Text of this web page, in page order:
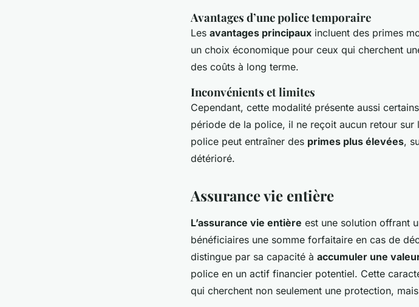
Avantages d’une police temporaire
Les avantages principaux incluent des primes
un choix économique pour ceux qui cherchent
des coûts à long terme.
Inconvénients et limites
Cependant, cette modalité présente aussi certains
période de la police, il ne reçoit aucun retour sur
police peut entraîner des primes plus élevées,
détérioré.
Assurance vie entière
L’assurance vie entière est une solution offrant
bénéficiaires une somme forfaitaire en cas de
distingue par sa capacité à accumuler une
police en un actif financier potentiel. Cette
qui cherchent non seulement une protection,